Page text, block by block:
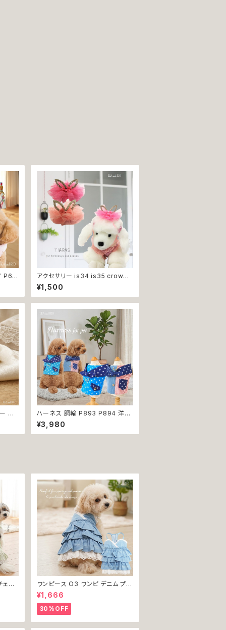
犬 返
アクセサリー is34 is35 crown
ライトピンク ピンク 犬 王冠 ティア
ラ イベント パーティー 誕生日 犬
猫 ペット 返品交換不可
¥1,500
レ
ハーネス 胴輪 P893 P894 洋服
のようなハーネス 引っ張り防止 散
歩 お出掛け ドッグウエア 犬 猫 ペ
ット 服 犬服 猫服 カジュアル おし
¥3,980
ッ
ワンピース O3 ワンピ デニム プリ
ーツ レース 女の子 犬 犬服 小型
猫 服 洋服 ペット dog ドッグウェ
ア おしゃれ かわいい 返品交換不
可
¥1,666
30%OFF